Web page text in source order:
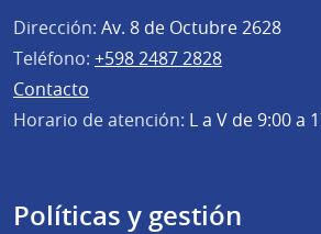
Dirección: Av. 8 de Octubre 2628
Teléfono: +598 2487 2828
Contacto
Horario de atención: L a V de 9:00 a
Políticas y gestión